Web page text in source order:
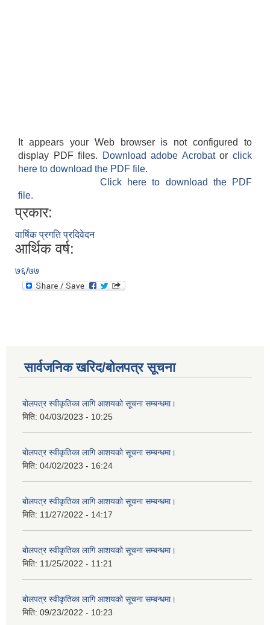
It appears your Web browser is not configured to
display PDF files.
Download adobe Acrobatorclick
here to download the PDF file.
Click here to download the PDF
file.
प्रकार:
वार्षिक प्रगति प्रदिवेदन
आर्थिक वर्ष:
७६/७७
सार्वजनिक खरिद/बोलपत्र सूचना
बोलपत्र स्वीकृतिका लागि आशयको सूचना सम्बन्धमा।
मिति: 04/03/2023 - 10:25
बोलपत्र स्वीकृतिका लागि आशयको सूचना सम्बन्धमा।
मिति: 04/02/2023 - 16:24
बोलपत्र स्वीकृतिका लागि आशयको सूचना सम्बन्धमा।
मिति: 11/27/2022 - 14:17
बोलपत्र स्वीकृतिका लागि आशयको सूचना सम्बन्धमा।
मिति: 11/25/2022 - 11:21
बोलपत्र स्वीकृतिका लागि आशयको सूचना सम्बन्धमा।
मिति: 09/23/2022 - 10:23